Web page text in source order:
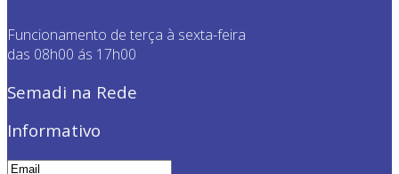
Funcionamento de terça à sexta-feira
das 08h00 ás 17h00
Semadi na Rede
Informativo